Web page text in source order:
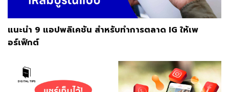
แนะนำ 9 แอปพลิเคชัน สำหรับทำการตลาด IG ให้เพ
อร์เฟ็กต์